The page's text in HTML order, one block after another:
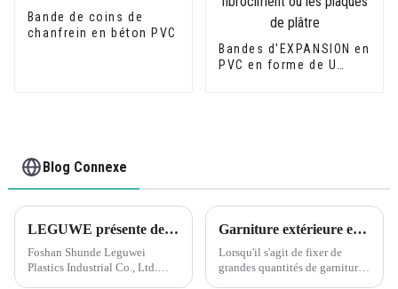
Bande de coins de
chanfrein en béton PVC
Bandes d'EXPANSION en
PVC en forme de U
Blog Connexe
LEGUWE présente des solutions plastiques innovantes à ARCHIDEX
Foshan Shunde Leguwei
Plastics Industrial Co., Ltd.
Garniture extérieure en PVC : assemblage de longues sériesC'est toujours une bonne idée d'ajuster vos pièces à sec pour voir si vous avez un bon ajustement avant d'appliquer de la colle ou des attaches.
Lorsqu'il s'agit de fixer de
grandes quantités de garnitures